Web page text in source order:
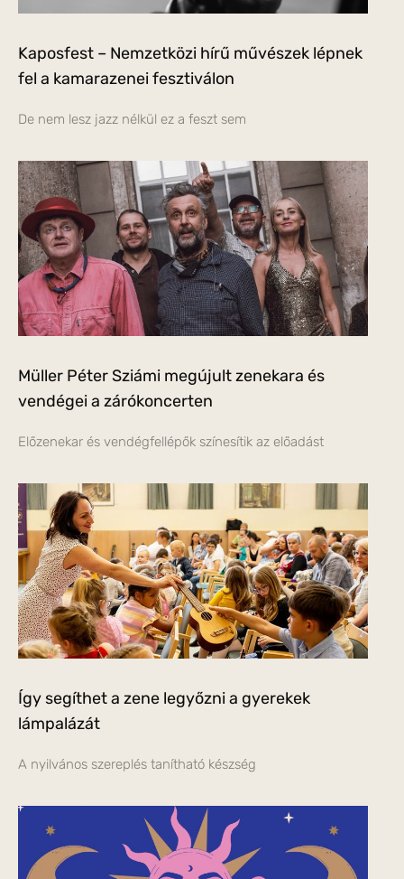
Kaposfest – Nemzetközi hírű művészek lépnek
fel a kamarazenei fesztiválon
De nem lesz jazz nélkül ez a feszt sem
Müller Péter Sziámi megújult zenekara és
vendégei a zárókoncerten
Előzenekar és vendégfellépők színesítik az előadást
Így segíthet a zene legyőzni a gyerekek
lámpalázát
A nyilvános szereplés tanítható készség